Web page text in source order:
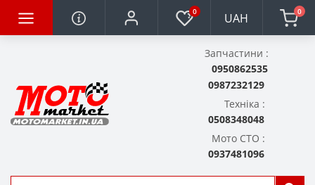
0 UAH 0
Запчастини :
0950862535
0987232129
Техніка :
0508348048
Мото СТО :
0937481096